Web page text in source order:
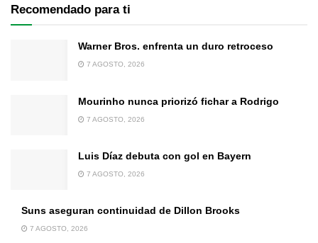
Recomendado para ti
Warner Bros. enfrenta un duro retroceso
7 AGOSTO, 2026
Mourinho nunca priorizó fichar a Rodrigo
7 AGOSTO, 2026
Luis Díaz debuta con gol en Bayern
7 AGOSTO, 2026
Suns aseguran continuidad de Dillon Brooks
7 AGOSTO, 2026